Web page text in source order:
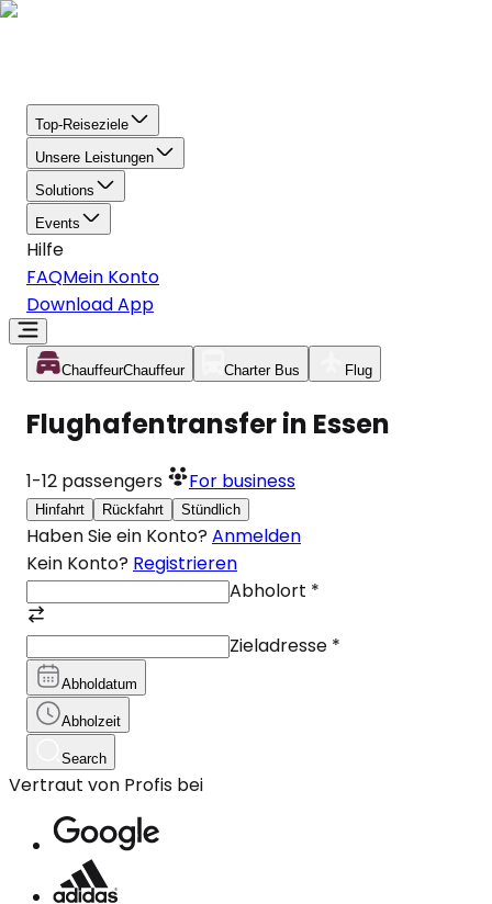
Top-Reiseziele
Unsere Leistungen
Solutions
Events
Hilfe
FAQMein Konto
Download App
ChauffeurChauffeur Charter Bus Flug
Flughafentransfer in Essen
1-12 passengers For business
Hinfahrt Rückfahrt Stündlich
Haben Sie ein Konto? Anmelden
Kein Konto? Registrieren
Abholort *
Zieladresse *
Abholdatum
Abholzeit
Search
Vertraut von Profis bei